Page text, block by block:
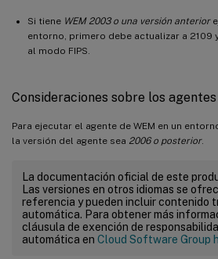
Si tiene WEM 2003 o una versión anterior
entorno, primero debe actualizar a 2109
al modo FIPS.
Consideraciones sobre los agentes
Para ejecutar el agente de WEM en un
la versión del agente sea 2006 o posterior.
La documentación oficial de este
Las versiones en otros idiomas se
referencia y pueden incluir contenido
automática. Para obtener más
cláusula de exención de
automática en Cloud Software Group